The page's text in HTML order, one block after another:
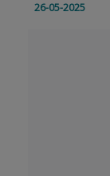
26-05-2025